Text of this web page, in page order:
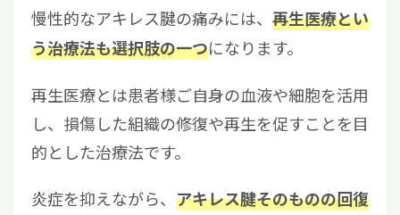
慢性的なアキレス腱の痛みには、 再生医療とい
う治療法も選択肢の一つになります。
再生医療とは患者様ご自身の血液や細胞を活用
し、損傷した組織の修復や再生を促すことを目
的とした治療法です。
炎症を抑えながら、 アキレス腱そのものの回復